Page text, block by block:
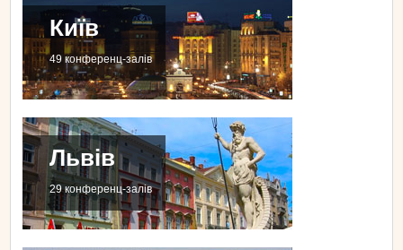
Київ
49 конференц-залів
Львів
29 конференц-залів